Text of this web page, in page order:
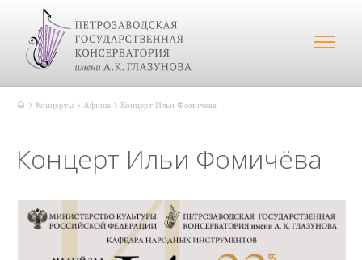
Концерты Афиша Концерт Ильи Фомичёва
Концерт Ильи Фомичёва